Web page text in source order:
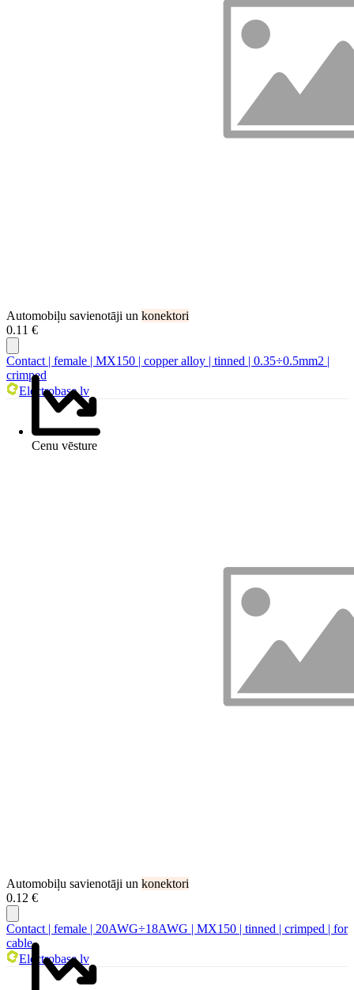
Automobiļu savienotāji un konektori
0.11 €
Cenu vēsture
Contact | female | MX150 | copper alloy | tinned | 0.35÷0.5mm2 |
crimped
Electrobase.lv
Automobiļu savienotāji un konektori
0.12 €
Contact | female | 20AWG÷18AWG | MX150 | tinned | crimped | for
cable
Electrobase.lv